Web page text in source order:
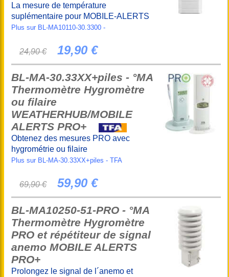
La mesure de température
suplémentaire pour MOBILE-ALERTS
Plus sur BL-MA10110-30.3300 -
24,90 € 19,90 €
BL-MA-30.33XX+piles - °MA
Thermomètre Hygromètre
ou filaire
WEATHERHUB/MOBILE
ALERTS PRO+
Obtenez des mesures PRO avec
hygrométrie ou filaire
Plus sur BL-MA-30.33XX+piles - TFA
69,90 € 59,90 €
BL-MA10250-51-PRO - °MA
Thermomètre Hygromètre
PRO et répétiteur de signal
anemo MOBILE ALERTS
PRO+
Prolongez le signal de l´anemo et